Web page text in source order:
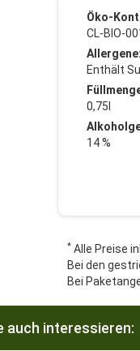
Öko-
CL-BIO-
Allergene:
Enthält
0,75l
14 %
* Alle Preise
Bei den
Bei
auch interessieren: